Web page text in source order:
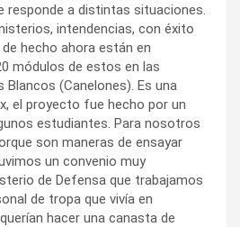
responde a distintas situaciones.
intendencias, con éxito
hecho ahora están en
módulos de estos en las
Blancos (Canelones). Es una
el proyecto fue hecho por un
estudiantes. Para nosotros
son maneras de ensayar
un convenio muy
de Defensa que trabajamos
de tropa que vivía en
hacer una canasta de